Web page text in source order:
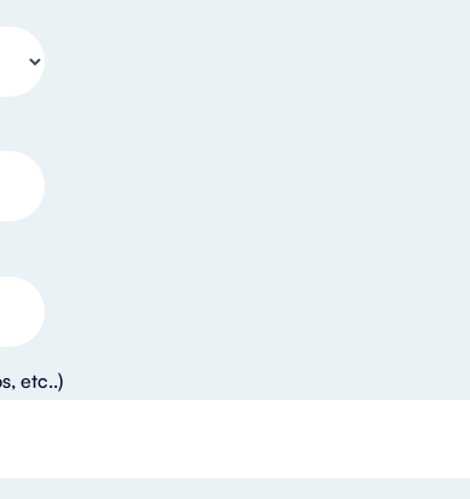
etc..)